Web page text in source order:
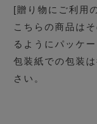
[贈り物にご利用
こちらの商品は
るようにパッケ
包装紙での包装
さい。